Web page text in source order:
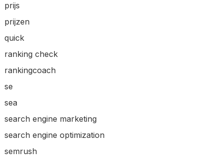
prijs
prijzen
quick
ranking check
rankingcoach
se
sea
search engine marketing
search engine optimization
semrush